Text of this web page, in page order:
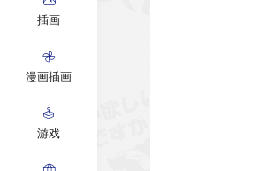
插画
漫画插画
游戏